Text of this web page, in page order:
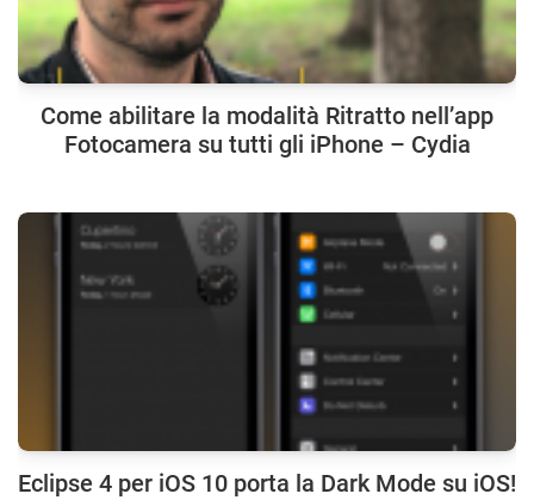
Come abilitare la modalità Ritratto nell’app
Fotocamera su tutti gli iPhone – Cydia
Eclipse 4 per iOS 10 porta la Dark Mode su iOS!